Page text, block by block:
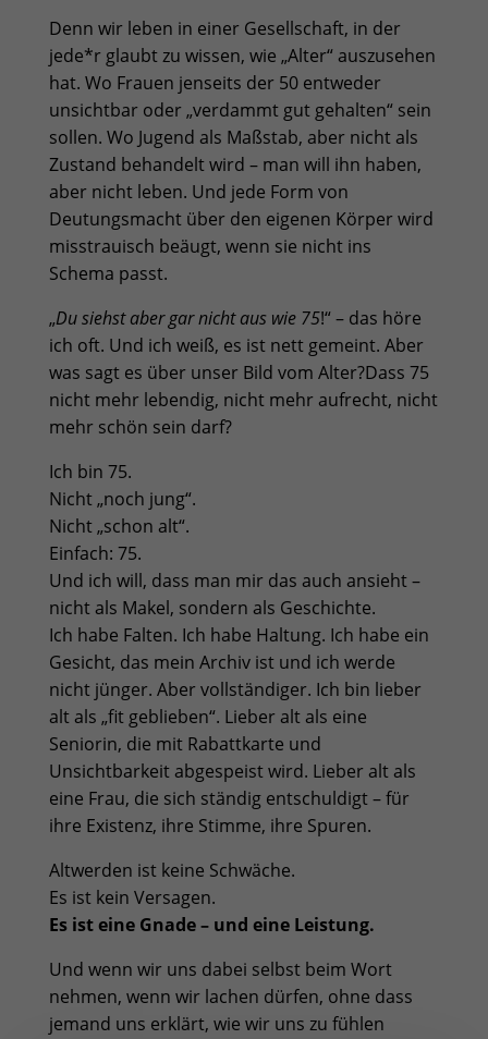
Denn wir leben in einer Gesellschaft, in der
jede*r glaubt zu wissen, wie „Alter“ auszusehen
hat. Wo Frauen jenseits der 50 entweder
unsichtbar oder „verdammt gut gehalten“ sein
sollen. Wo Jugend als Maßstab, aber nicht als
Zustand behandelt wird – man will ihn haben,
aber nicht leben. Und jede Form von
Deutungsmacht über den eigenen Körper wird
misstrauisch beäugt, wenn sie nicht ins
Schema passt.
„Du siehst aber gar nicht aus wie 75!“ – das höre
ich oft. Und ich weiß, es ist nett gemeint. Aber
was sagt es über unser Bild vom Alter?Dass 75
nicht mehr lebendig, nicht mehr aufrecht, nicht
mehr schön sein darf?
Ich bin 75.
Nicht „noch jung“.
Nicht „schon alt“.
Einfach: 75.
Und ich will, dass man mir das auch ansieht –
nicht als Makel, sondern als Geschichte.
Ich habe Falten. Ich habe Haltung. Ich habe ein
Gesicht, das mein Archiv ist und ich werde
nicht jünger. Aber vollständiger. Ich bin lieber
alt als „fit geblieben“. Lieber alt als eine
Seniorin, die mit Rabattkarte und
Unsichtbarkeit abgespeist wird. Lieber alt als
eine Frau, die sich ständig entschuldigt – für
ihre Existenz, ihre Stimme, ihre Spuren.
Altwerden ist keine Schwäche.
Es ist kein Versagen.
Es ist eine Gnade – und eine Leistung.
Und wenn wir uns dabei selbst beim Wort
nehmen, wenn wir lachen dürfen, ohne dass
jemand uns erklärt, wie wir uns zu fühlen